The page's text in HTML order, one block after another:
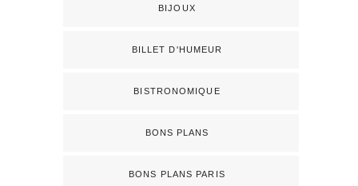
BIJOUX
BILLET D'HUMEUR
BISTRONOMIQUE
BONS PLANS
BONS PLANS PARIS